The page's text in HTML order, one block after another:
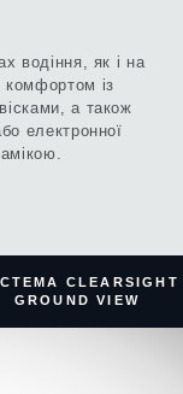
водіння, як і на
із
а також
електронної
CLEARSIGHT
GROUND VIEW